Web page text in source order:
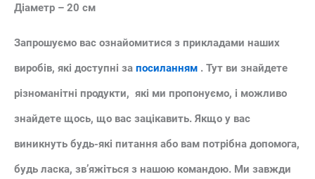
Діаметр – 20 см
Запрошуємо вас ознайомитися з прикладами наших
виробів, які доступні за посиланням . Тут ви знайдете
різноманітні продукти, які ми пропонуємо, і можливо
знайдете щось, що вас зацікавить. Якщо у вас
виникнуть будь-які питання або вам потрібна допомога,
будь ласка, зв’яжіться з нашою командою. Ми завжди